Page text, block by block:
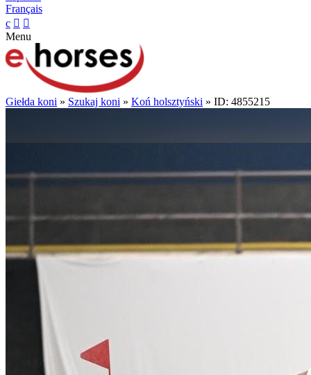
Français
c  
Menu
Giełda koni » Szukaj koni » Koń holsztyński » ID: 4855215